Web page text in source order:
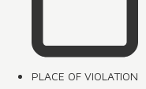
PLACE OF VIOLATION